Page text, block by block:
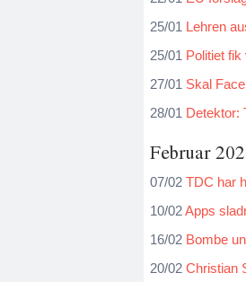
25/01 Lehren
25/01 Politiet
27/01 Skal
28/01 Detektor:
Februar
07/02 TDC har
10/02Apps
16/02 Bombe
20/02 Christian